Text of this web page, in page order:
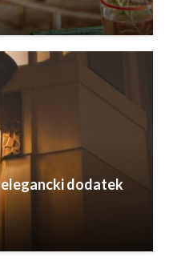
elegancki dodatek